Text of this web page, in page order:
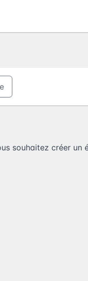
souhaitez créer un